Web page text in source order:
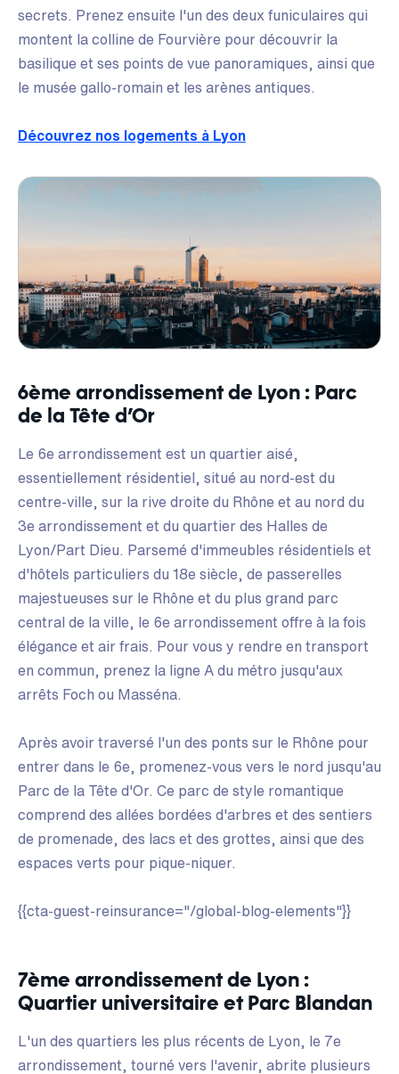
secrets. Prenez ensuite l'un des deux funiculaires qui
montent la colline de Fourvière pour découvrir la
basilique et ses points de vue panoramiques, ainsi que
le musée gallo-romain et les arènes antiques.
Découvrez nos logements à Lyon
6ème arrondissement de Lyon : Parc
de la Tête d’Or
Le 6e arrondissement est un quartier aisé,
essentiellement résidentiel, situé au nord-est du
centre-ville, sur la rive droite du Rhône et au nord du
3e arrondissement et du quartier des Halles de
Lyon/Part Dieu. Parsemé d'immeubles résidentiels et
d'hôtels particuliers du 18e siècle, de passerelles
majestueuses sur le Rhône et du plus grand parc
central de la ville, le 6e arrondissement offre à la fois
élégance et air frais. Pour vous y rendre en transport
en commun, prenez la ligne A du métro jusqu'aux
arrêts Foch ou Masséna.
Après avoir traversé l'un des ponts sur le Rhône pour
entrer dans le 6e, promenez-vous vers le nord jusqu'au
Parc de la Tête d'Or. Ce parc de style romantique
comprend des allées bordées d'arbres et des sentiers
de promenade, des lacs et des grottes, ainsi que des
espaces verts pour pique-niquer.
{{cta-guest-reinsurance="/global-blog-elements"}}
7ème arrondissement de Lyon :
Quartier universitaire et Parc Blandan
L'un des quartiers les plus récents de Lyon, le 7e
arrondissement, tourné vers l'avenir, abrite plusieurs